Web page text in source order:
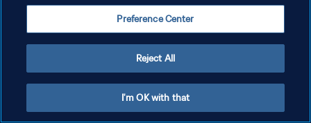
GÉRER VOS PRÉFÉRENCES SUR LES COOKIES
Preference Center
Reject All
I'm OK with that